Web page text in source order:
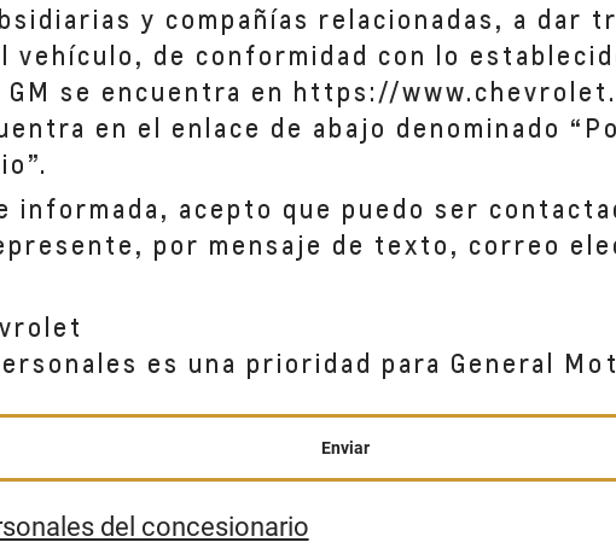
RIO
y compañías relacionadas, a dar
vehículo, de conformidad con lo
se encuentra en https://
en el enlace de abajo denominado
informada, acepto que puedo ser
por mensaje de texto, correo
es una prioridad para General
Enviar
del concesionario